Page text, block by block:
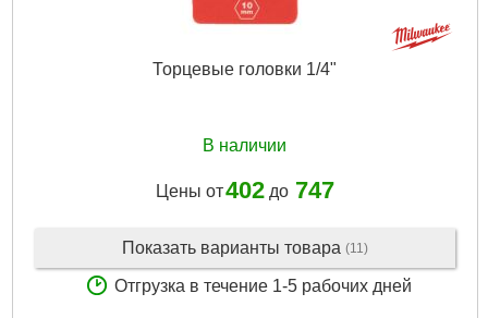
Торцевые головки 1/4"
В наличии
Цены от402до 747
Показать варианты товара (11)
Отгрузка в течение 1-5 рабочих дней